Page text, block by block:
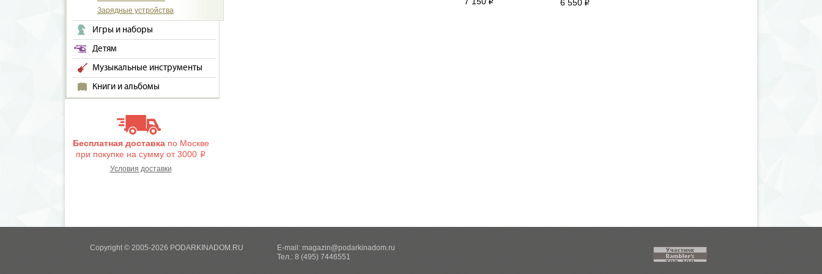
Зарядные устройства
Игры и наборы
Детям
Музыкальные инструменты
Книги и альбомы
Бесплатная доставкапо Москве
при покупке на сумму от 3000 i
Условия доставки
i 6 550 i
Copyright © 2005-2026 PODARKINADOM.RU E-mail: magazin@podarkinadom.ru
Тел.: 8 (495) 7446551